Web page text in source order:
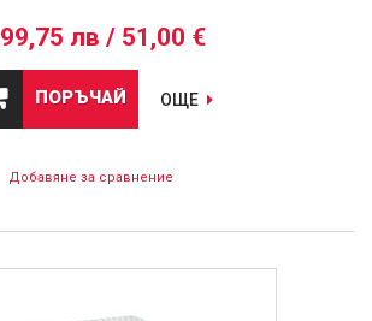
99,75 лв / 51,00 €
ПОРЪЧАЙ ОЩЕ
Добавяне за сравнение